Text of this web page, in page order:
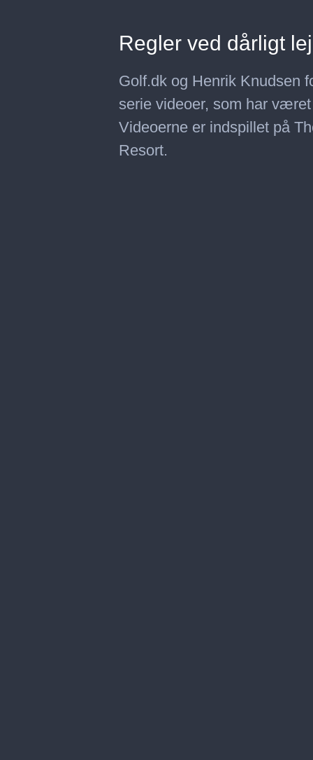
Regler ved dårligt
Golf.dk og Henrik Knudsen
serie videoer, som har
Videoerne er indspillet på
Resort.